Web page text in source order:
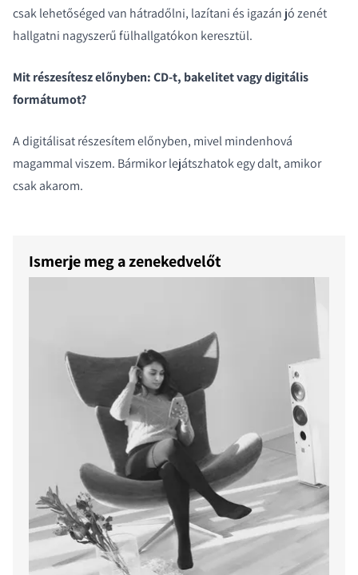
csak lehetőséged van hátradőlni, lazítani és igazán jó zenét
hallgatni nagyszerű fülhallgatókon keresztül.
Mit részesítesz előnyben: CD-t, bakelitet vagy digitális
formátumot?
A digitálisat részesítem előnyben, mivel mindenhová
magammal viszem. Bármikor lejátszhatok egy dalt, amikor
csak akarom.
Ismerje meg a zenekedvelőt